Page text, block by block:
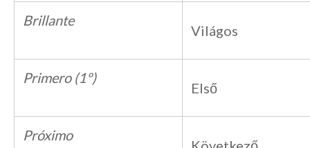
Brillante
Világos
Primero (1º)
Első
Próximo